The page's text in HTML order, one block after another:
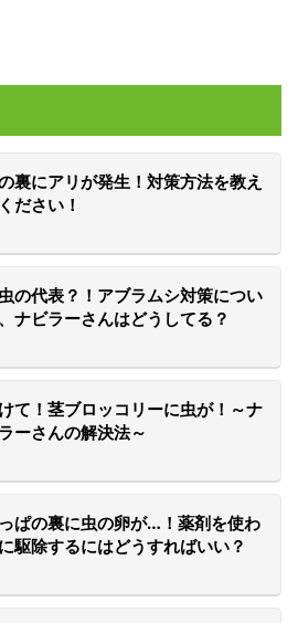
裏にアリが発生！対策方法を教え
ださい！
の代表？！アブラムシ対策につい
ナビラーさんはどうしてる？
て！茎ブロッコリーに虫が！～ナ
ーさんの解決法～
ぱの裏に虫の卵が…！薬剤を使わ
駆除するにはどうすればいい？